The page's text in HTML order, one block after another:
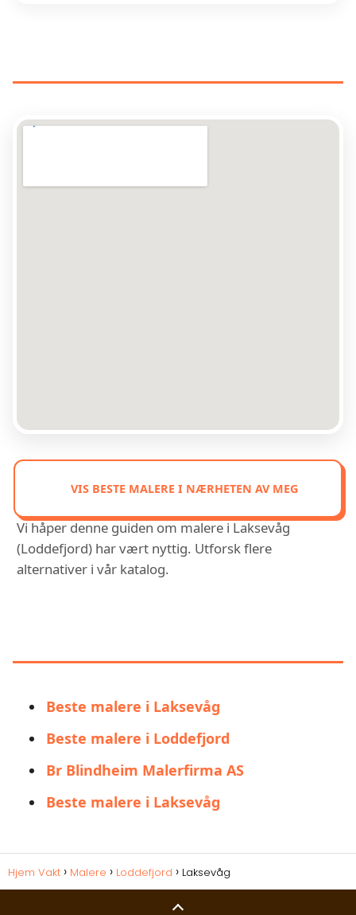
VIS BESTE MALERE I NÆRHETEN AV MEG
Vi håper denne guiden om malere i Laksevåg
(Loddefjord) har vært nyttig. Utforsk flere
alternativer i vår katalog.
Beste malere i Laksevåg
Beste malere i Loddefjord
Br Blindheim Malerfirma AS
Beste malere i Laksevåg
Hjem Vakt Malere Loddefjord Laksevåg